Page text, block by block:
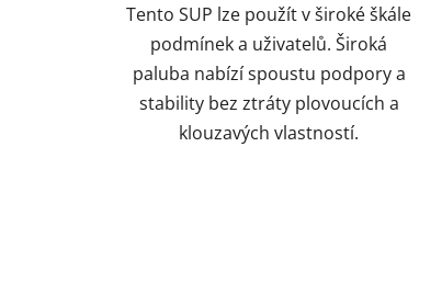
Tento SUP lze použít v široké škále
podmínek a uživatelů. Široká
paluba nabízí spoustu podpory a
stability bez ztráty plovoucích a
klouzavých vlastností.